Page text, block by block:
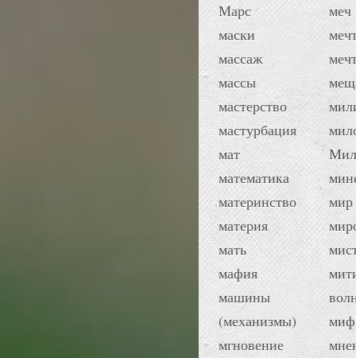
Марс
маски
массаж
массы
мастерство
мастурбация
мат
математика
материнство
материя
мать
мафия
машины
(механизмы)
мгновение
меч
мир
миф